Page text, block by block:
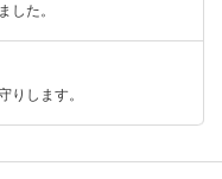
した。
りします。